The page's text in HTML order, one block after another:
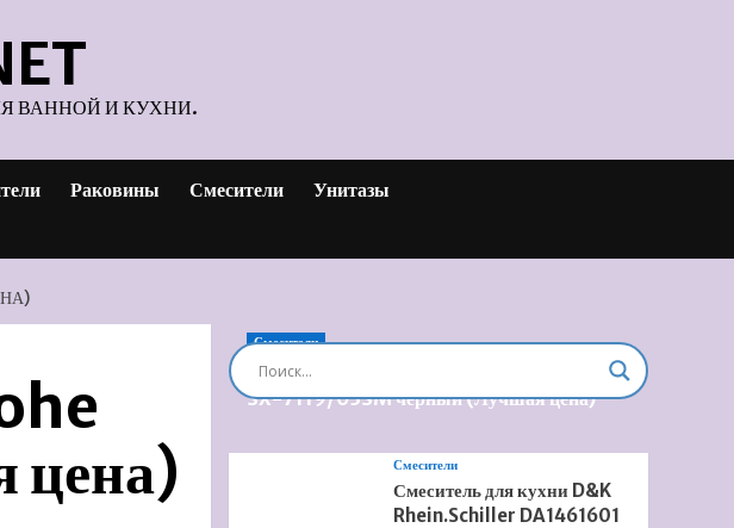
ВАННОЙ И КУХНИ.
Раковины Смесители Унитазы
Смесители
Душевая система встроенная Timo Briana
SX-7119/03SM черный (Лучшая цена)
Смесители
Смеситель для кухни D&K
Rhein.Schiller DA1461601